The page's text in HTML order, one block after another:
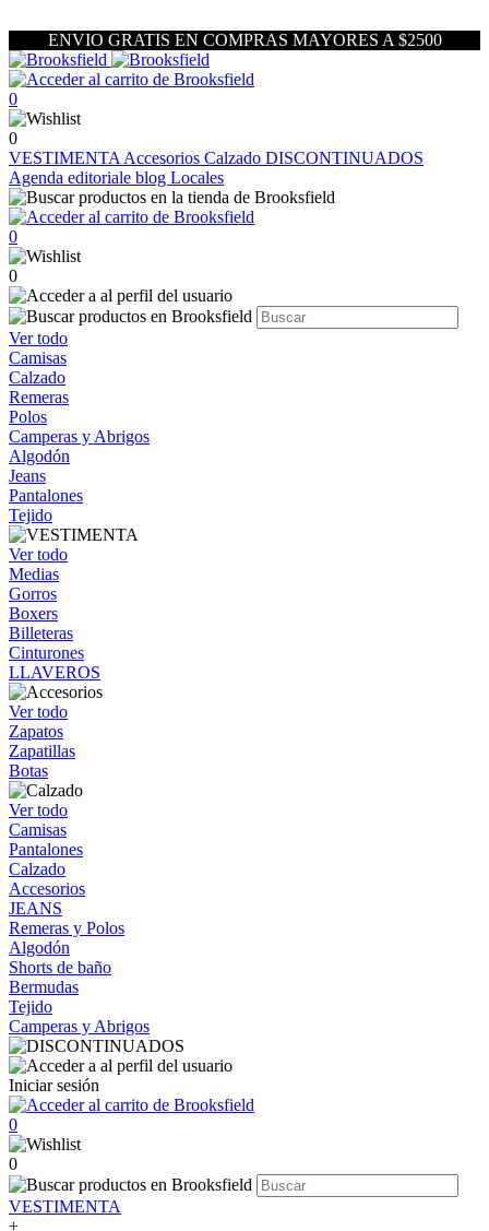
ENVIO GRATIS EN COMPRAS MAYORES A $2500
0
0
VESTIMENTA Accesorios Calzado DISCONTINUADOS
Agenda editoriale blog Locales
0
0
Ver todo
Camisas
Calzado
Remeras
Polos
Camperas y Abrigos
Algodón
Jeans
Pantalones
Tejido
Ver todo
Medias
Gorros
Boxers
Billeteras
Cinturones
LLAVEROS
Ver todo
Zapatos
Zapatillas
Botas
Ver todo
Camisas
Pantalones
Calzado
Accesorios
JEANS
Remeras y Polos
Algodón
Shorts de baño
Bermudas
Tejido
Camperas y Abrigos
Iniciar sesión
0
0
VESTIMENTA
+